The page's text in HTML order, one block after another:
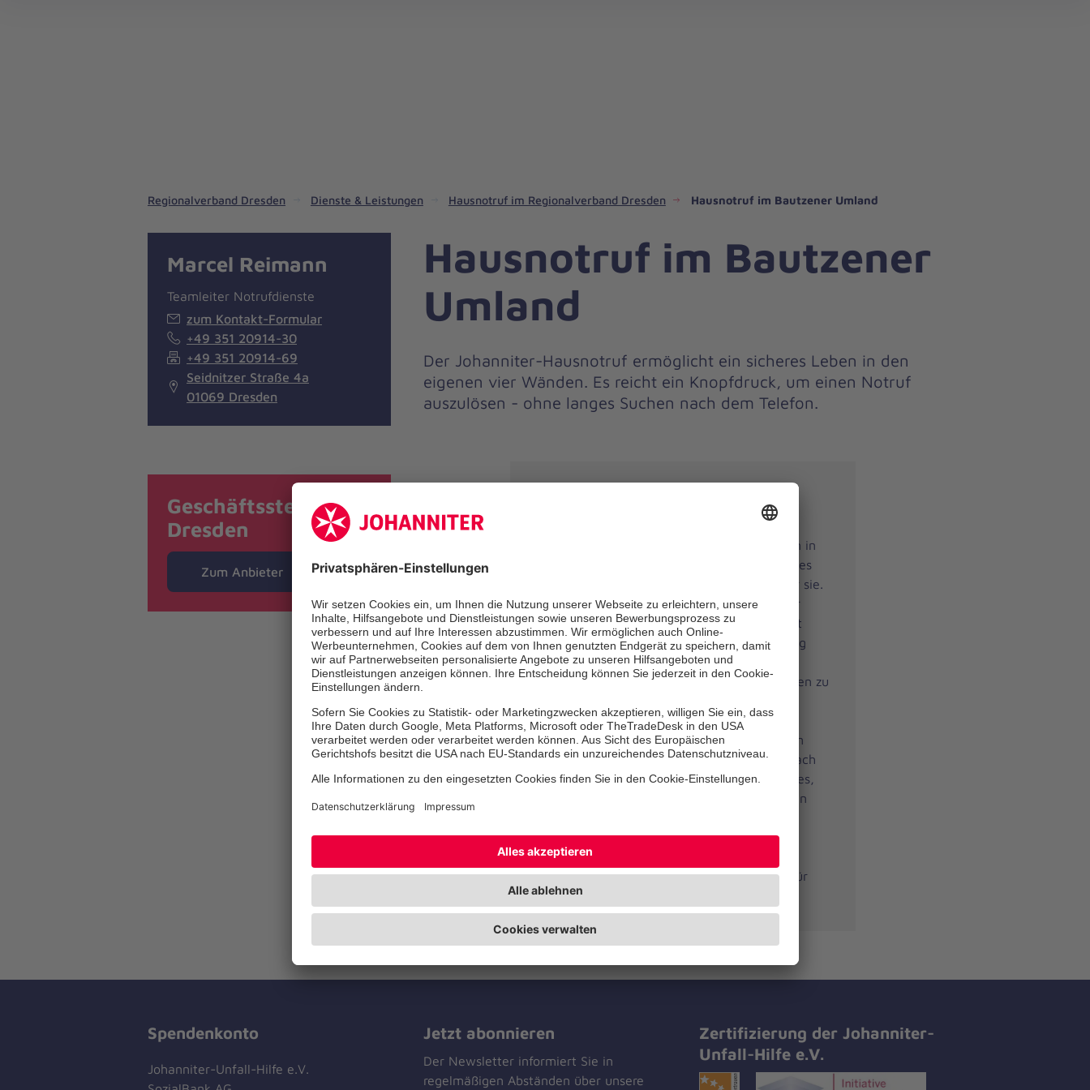
Regionalverband Dresden Dienste & Leistungen Hausnotruf im Regionalverband Dresden Hausnotruf im Bautzener Umland
Hausnotruf im Bautzener
Umland
Der Johanniter-Hausnotruf ermöglicht ein sicheres Leben in den
eigenen vier Wänden. Es reicht ein Knopfdruck, um einen Notruf
auszulösen - ohne langes Suchen nach dem Telefon.
Unsere Leistungen
Ältere Menschen leben oft allein und werden in
ihren Bewegungen unsicherer. Das Risiko eines
Sturzes oder Unfalls Zuhause erhöht sich für sie.
Insbesondere, wenn die erwachsenen Kinder
oder Angehörigen nicht in der gleichen Stadt
wohnen oder durch den eigenen Arbeitsalltag
schwer erreichbar sind, wird es für ältere
Personen schwieriger, ein selbständiges Leben zu
sicherer Alltag in den eigenen vier Wänden
wieder möglich. Es reicht ein Knopfdruck, um
einen Notruf auszulösen, ohne dass lange nach
dem Telefon gesucht werden muss. Ein kleines,
wasserdichtes Sendegerät - getragen um den
Knopfdruck unkompliziert und schnell das
Notsignal. Sind bestimmte Bedingungen
gegeben, trägt die Pflegekasse die Kosten für
das Hausnotrufgerät.
Marcel Reimann
Teamleiter Notrufdienste
zum Kontakt-Formular
+49 351 20914-30
+49 351 20914-69
Seidnitzer Straße 4a
01069 Dresden
Geschäftsstelle
Dresden
Zum Anbieter
Spendenkonto
Johanniter-Unfall-Hilfe e.V.
Jetzt abonnieren
Der Newsletter informiert Sie in
regelmäßigen Abständen über unsere
Zertifizierung der Johanniter-
Unfall-Hilfe e.V.